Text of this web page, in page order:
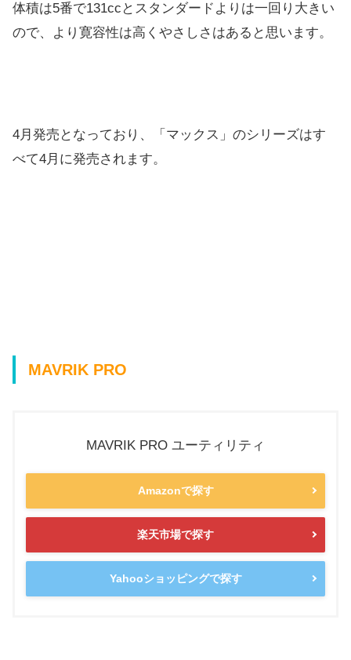
体積は5番で131ccとスタンダードよりは一回り大きい
ので、より寛容性は高くやさしさはあると思います。
4月発売となっており、「マックス」のシリーズはす
べて4月に発売されます。
MAVRIK PRO
MAVRIK PRO ユーティリティ
Amazonで探す
楽天市場で探す
Yahooショッピングで探す